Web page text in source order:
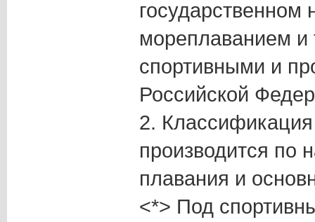
государственном
мореплаванием и
спортивными и
Российской
2.
производится по
плавания и
<*> Под